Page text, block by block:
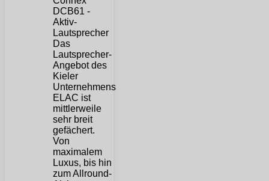
Das
Lautsprecher-
Angebot des
Kieler
Unternehmens
ELAC ist
mittlerweile
sehr breit
gefächert.
Von
maximalem
Luxus, bis hin
zum Allround-